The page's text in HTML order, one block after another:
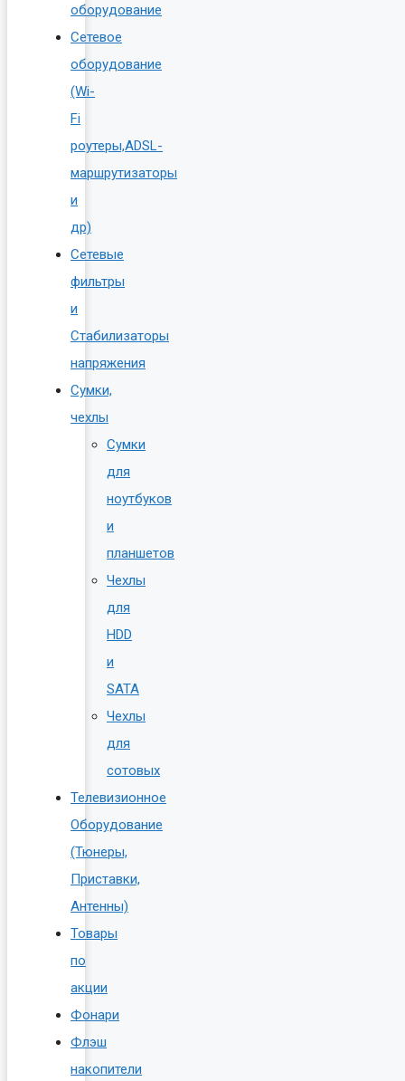
оборудование
Сетевое
оборудование
(Wi-
Fi
роутеры,ADSL-
маршрутизаторы
и
др)
Сетевые
фильтры
и
Стабилизаторы
напряжения
Сумки,
чехлы
Сумки
для
ноутбуков
и
планшетов
Чехлы
для
HDD
и
SATA
Чехлы
для
сотовых
Телевизионное
Оборудование
(Тюнеры,
Приставки,
Антенны)
Товары
по
акции
Фонари
Флэш
накопители